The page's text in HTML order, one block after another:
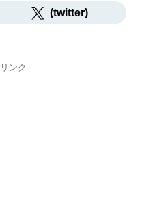
(twitter)
ンク